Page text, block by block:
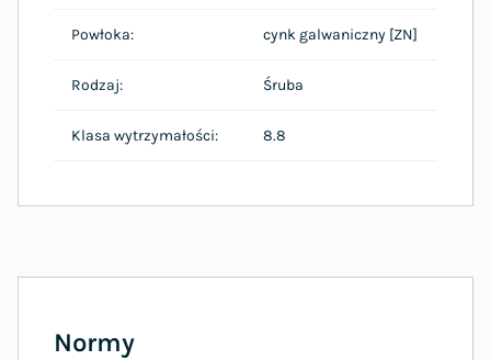
Powłoka: cynk galwaniczny [ZN]
Rodzaj: Śruba
Klasa wytrzymałości: 8.8
Normy